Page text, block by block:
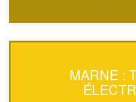
MARNE :